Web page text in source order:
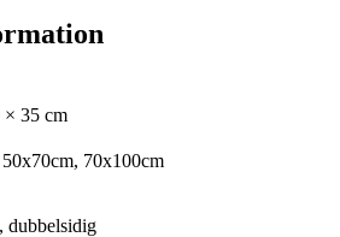
× 35 cm
70x100cm
dubbelsidig